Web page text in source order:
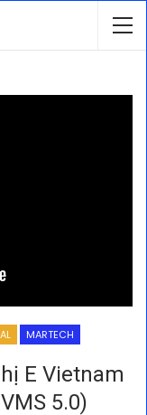
MARTECH
E Vietnam
5.0)